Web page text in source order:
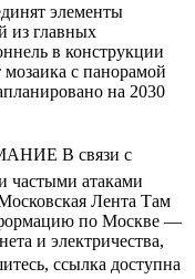
элементы
из главных
в конструкции
мозаика с панорамой
на 2030
В связи с
частыми атаками
Лента Там
по Москве —
и электричества,
ссылка доступна